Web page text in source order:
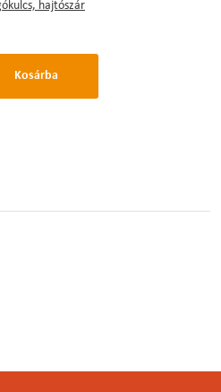
hajtószár
Kosárba